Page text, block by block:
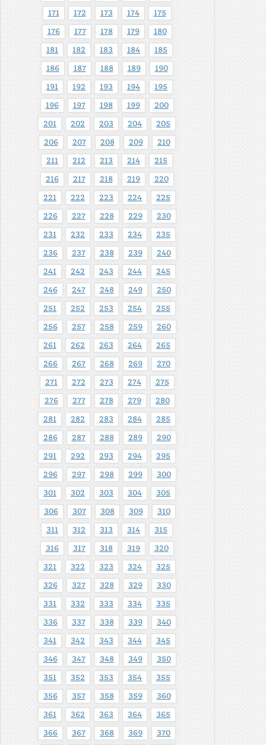
171 172 173 174 175
176 177 178 179 180
181 182 183 184 185
186 187 188 189 190
191 192 193 194 195
196 197 198 199 200
201 202 203 204 205
206 207 208 209 210
211 212 213 214 215
216 217 218 219 220
221 222 223 224 225
226 227 228 229 230
231 232 233 234 235
236 237 238 239 240
241 242 243 244 245
246 247 248 249 250
251 252 253 254 255
256 257 258 259 260
261 262 263 264 265
266 267 268 269 270
271 272 273 274 275
276 277 278 279 280
281 282 283 284 285
286 287 288 289 290
291 292 293 294 295
296 297 298 299 300
301 302 303 304 305
306 307 308 309 310
311 312 313 314 315
316 317 318 319 320
321 322 323 324 325
326 327 328 329 330
331 332 333 334 335
336 337 338 339 340
341 342 343 344 345
346 347 348 349 350
351 352 353 354 355
356 357 358 359 360
361 362 363 364 365
366 367 368 369 370